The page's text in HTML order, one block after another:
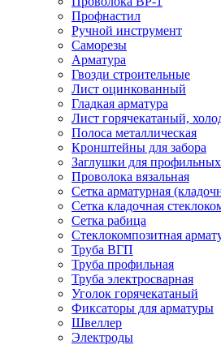
Профнастил
Ручной инструмент
Саморезы
Арматура
Гвозди строительные
Лист оцинкованный
Гладкая арматура
Лист горячекатаный,
Полоса металлическая
Кронштейны для забора
Заглушки для
Проволока вязальная
Сетка арматурная
Сетка кладочная
Сетка рабица
Стеклокомпозитная
Труба ВГП
Труба профильная
Труба электросварная
Уголок горячекатаный
Фиксаторы для арматуры
Швеллер
Электроды